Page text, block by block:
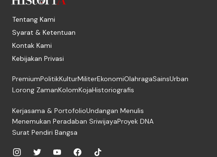
Tentang Kami
Syarat & Ketentuan
Kontak Kami
Kebijakan Privasi
PremiumPolitikKulturMiliterEkonomiOlahragaSainsUrban
Lorong ZamanKolomKojaHistoriografis
Kerjasama & PortofolioUndangan Menulis
Menemukan Peradaban SriwijayaProyek DNA
Surat Pendiri Bangsa